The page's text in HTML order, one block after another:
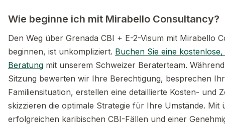
Wie beginne ich mit Mirabello Consultancy?
Den Weg über Grenada CBI + E-2-Visum mit Mirabello
beginnen, ist unkompliziert. Buchen Sie eine
Beratung mit unserem Schweizer Beraterteam.
Sitzung bewerten wir Ihre Berechtigung, besprechen
Familiensituation, erstellen eine detaillierte Kosten- und
skizzieren die optimale Strategie für Ihre Umstände. Mit
erfolgreichen karibischen CBI-Fällen und einer